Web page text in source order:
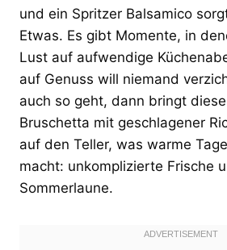
und ein Spritzer Balsamico
Etwas. Es gibt Momente, in
Lust auf aufwendige
auf Genuss will niemand
auch so geht, dann bringt
Bruschetta mit geschlagener
auf den Teller, was warme
macht: unkomplizierte Frische
Sommerlaune.